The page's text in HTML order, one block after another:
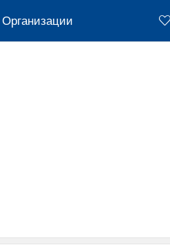
Организации